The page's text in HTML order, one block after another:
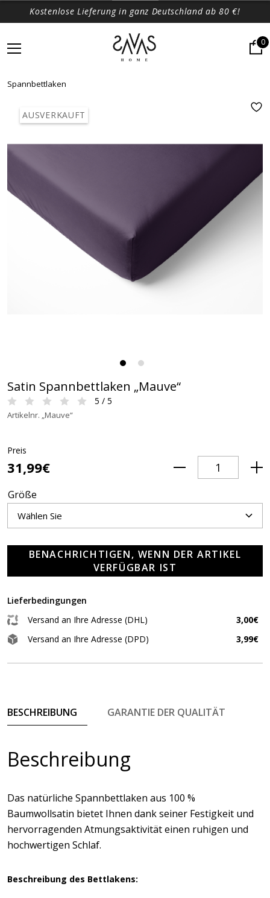
Kostenlose Lieferung in ganz Deutschland ab 80 €!
0
Spannbettlaken
AUSVERKAUFT
Satin Spannbettlaken „Mauve“
5 / 5
Artikelnr. „Mauve“
Preis
31,99€
Größe
BENACHRICHTIGEN, WENN DER ARTIKEL
VERFÜGBAR IST
Lieferbedingungen
Versand an Ihre Adresse (DHL)
3,00€
Versand an Ihre Adresse (DPD)
3,99€
BESCHREIBUNG GARANTIE DER QUALITÄT
Beschreibung
Das natürliche Spannbettlaken aus 100 %
Baumwollsatin bietet Ihnen dank seiner Festigkeit und
hervorragenden Atmungsaktivität einen ruhigen und
hochwertigen Schlaf.
Beschreibung des Bettlakens: